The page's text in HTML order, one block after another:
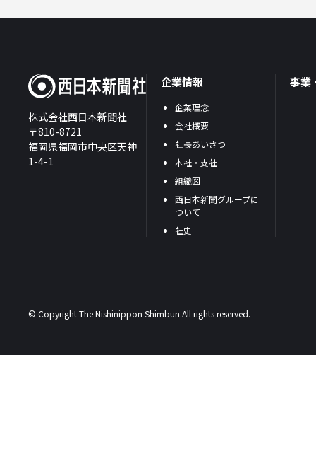
株式会社西日本新聞社
〒810-8721
福岡県福岡市中央区天神
1-4-1
企業情報
企業理念
会社概要
社長あいさつ
本社・支社
組織図
西日本新聞グループに
ついて
社史
事業
© Copyright The Nishinippon Shimbun.All rights reserved.